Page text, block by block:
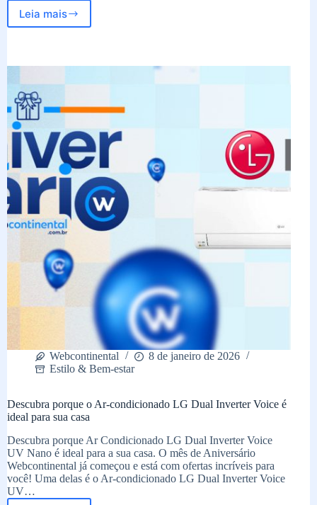
Leia mais
5
o
Digital
Inverter
Ultra
para
sua
casa
Webcontinental
8 de janeiro de 2026
Estilo & Bem-estar
Descubra porque o Ar-condicionado LG Dual Inverter Voice é
ideal para sua casa
Descubra porque Ar Condicionado LG Dual Inverter Voice
UV Nano é ideal para a sua casa. O mês de Aniversário
Webcontinental já começou e está com ofertas incríveis para
você! Uma delas é o Ar-condicionado LG Dual Inverter Voice
UV…